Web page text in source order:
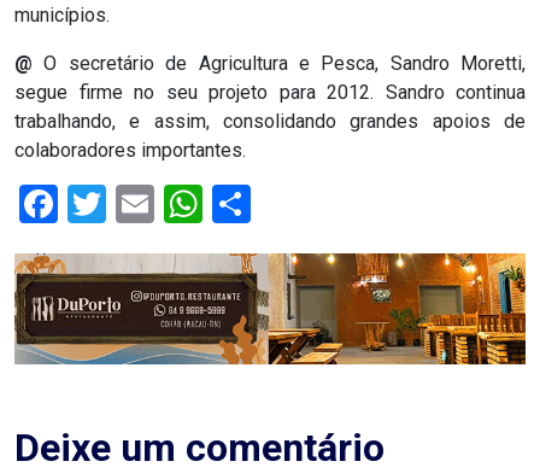
BRASIL
CÂMARA
DE
GUAMARÉ
DE
MACAU
DE
municípios.
@ O secretário de Agricultura e Pesca, Sandro Moretti,
segue firme no seu projeto para 2012. Sandro continua
trabalhando, e assim, consolidando grandes apoios de
colaboradores importantes.
Facebook
Twitter
EmailWhatsApp
Deixe um comentário